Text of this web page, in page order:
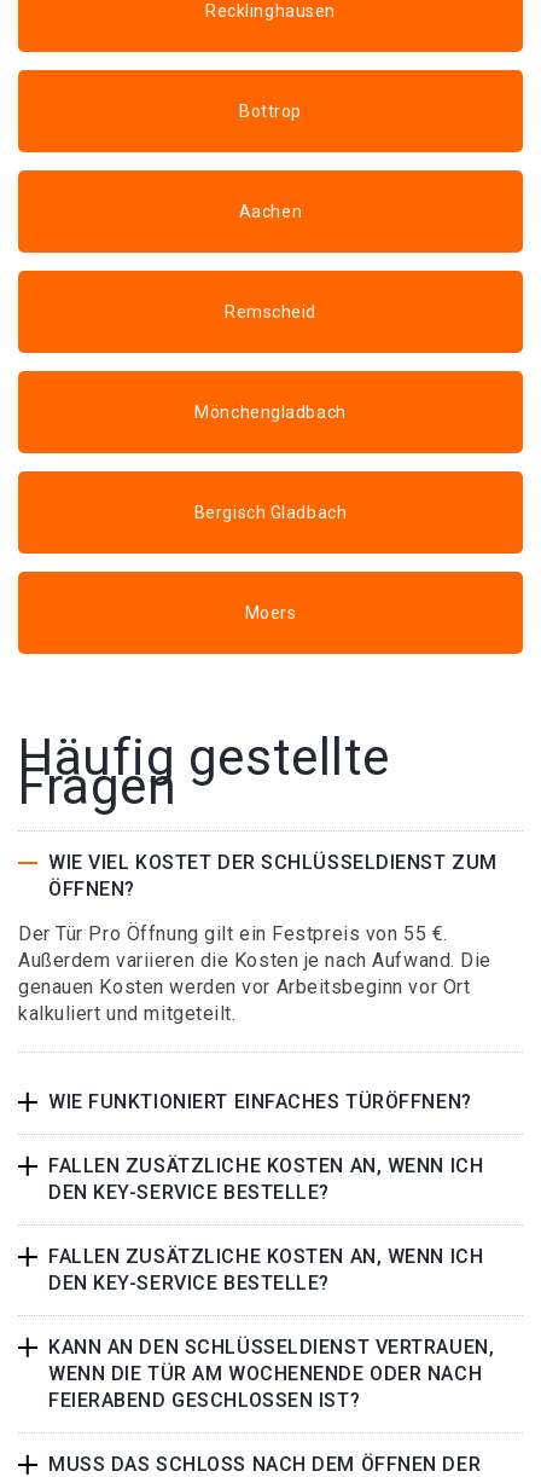
Recklinghausen
Bottrop
Aachen
Remscheid
Mönchengladbach
Bergisch Gladbach
Moers
Häufig gestellte
Fragen
WIE VIEL KOSTET DER SCHLÜSSELDIENST ZUM
ÖFFNEN?
Der Tür Pro Öffnung gilt ein Festpreis von 55 €.
Außerdem variieren die Kosten je nach Aufwand. Die
genauen Kosten werden vor Arbeitsbeginn vor Ort
kalkuliert und mitgeteilt.
WIE FUNKTIONIERT EINFACHES TÜRÖFFNEN?
FALLEN ZUSÄTZLICHE KOSTEN AN, WENN ICH
DEN KEY-SERVICE BESTELLE?
FALLEN ZUSÄTZLICHE KOSTEN AN, WENN ICH
DEN KEY-SERVICE BESTELLE?
KANN AN DEN SCHLÜSSELDIENST VERTRAUEN,
WENN DIE TÜR AM WOCHENENDE ODER NACH
FEIERABEND GESCHLOSSEN IST?
MUSS DAS SCHLOSS NACH DEM ÖFFNEN DER